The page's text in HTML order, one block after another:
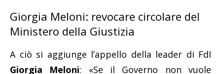
Giorgia Meloni: revocare circolare del
Ministero della Giustizia
A ciò si aggiunge l’appello della leader di FdI
Giorgia Meloni: «Se il Governo non vuole